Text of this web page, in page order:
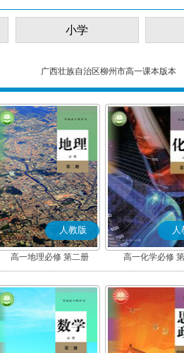
小学
广西壮族自治区柳州市高一课本版本
人教版
高一地理必修 第二册
人
高一化学必修